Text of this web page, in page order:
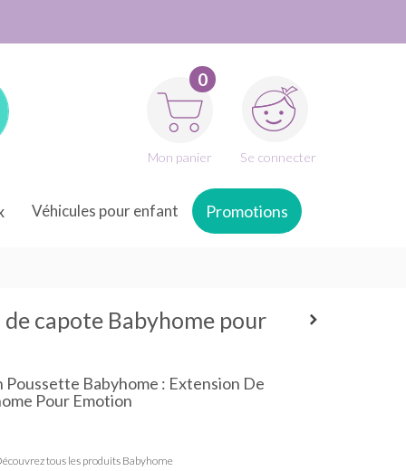
0
Mon panier Se connecter
Véhicules pour enfant Promotions
capote Babyhome pour
Poussette Babyhome : Extension De
Pour Emotion
tous les produits Babyhome